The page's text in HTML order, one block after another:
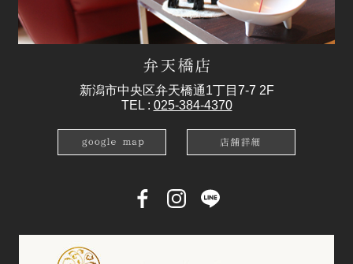
新潟市中央区弁天橋通1丁目7-7 2F
TEL : 025-384-4370